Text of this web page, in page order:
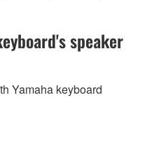
speaker
Yamaha keyboard